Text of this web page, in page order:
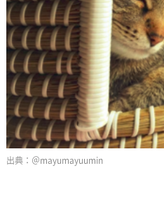
＠mayumayuumin